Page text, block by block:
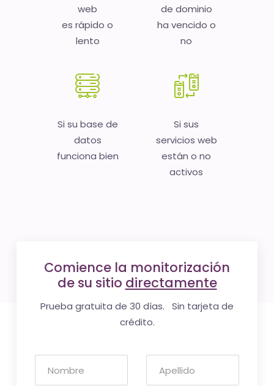
web
es rápido o
lento
de dominio
ha vencido o
no
Si su base de
datos
funciona bien
Si sus
servicios web
están o no
activos
Comience la monitorización
de su sitio directamente
Prueba gratuita de 30 días. Sin tarjeta de
crédito.